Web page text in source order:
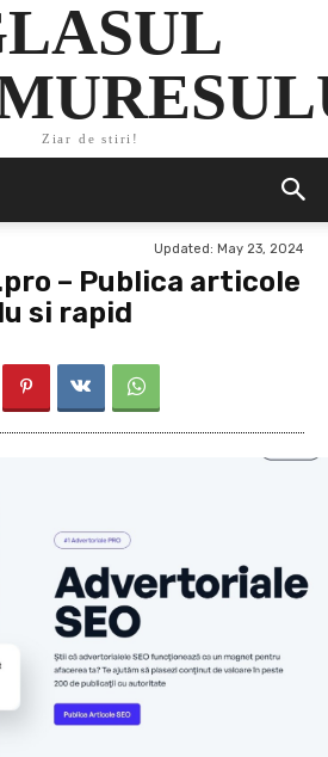
Ziar de stiri!
Updated: May 23, 2024
– Publica articole
si rapid